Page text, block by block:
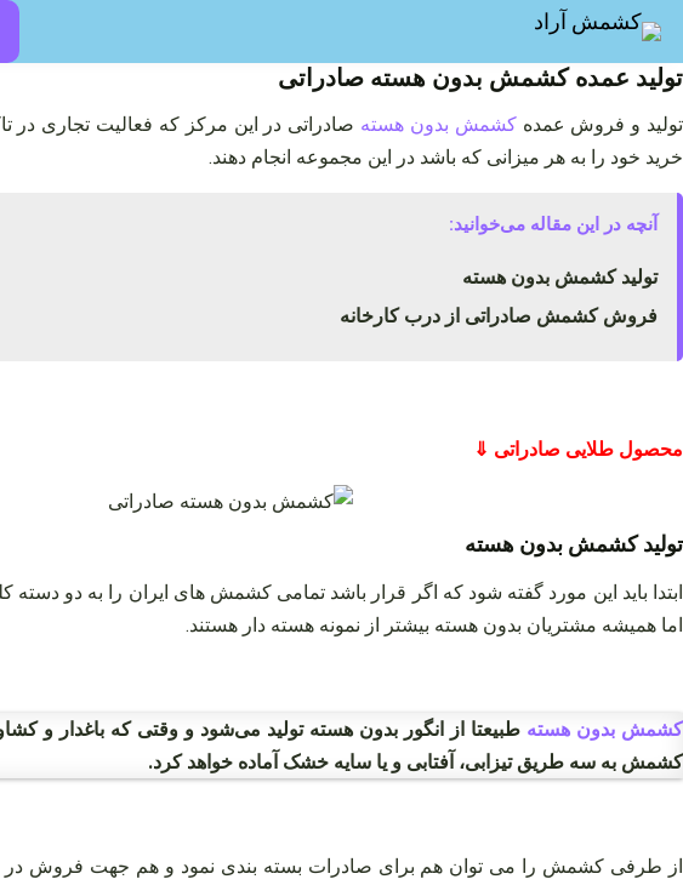
محتوا
تولید عمده کشمش بدون هسته صادراتی
تولید و فروش عمدهکشمش بدون هسته صادراتی در این مرکز که فعالیت تجاری در
خرید خود را به هر میزانی که باشد در این مجموعه انجام دهند.
آنچه در این مقاله می‌خوانید:
تولید کشمش بدون هسته
فروش کشمش صادراتی از درب کارخانه
محصول طلایی صادراتی ⇓
تولید کشمش بدون هسته
ابتدا باید این مورد گفته شود که اگر قرار باشد تمامی کشمش های ایران را به دو دسته
اما همیشه مشتریان بدون هسته بیشتر از نمونه هسته دار هستند.
کشمش بدون هسته طبیعتا از انگور بدون هسته تولید می‌شود و وقتی که باغدار و
کشمش به سه طریق تیزابی، آفتابی و یا سایه خشک آماده خواهد کرد.
از طرفی کشمش را می توان هم برای صادرات بسته بندی نمود و هم جهت فروش در